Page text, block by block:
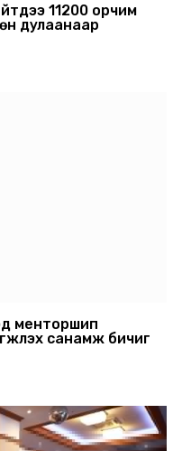
11200 орчим
дулаанаар
менторшип
санамж бичиг